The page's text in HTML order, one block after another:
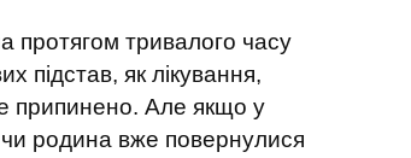
тривалого часу
підстав, як лікування,
припинено. Але якщо у
родина вже повернулися